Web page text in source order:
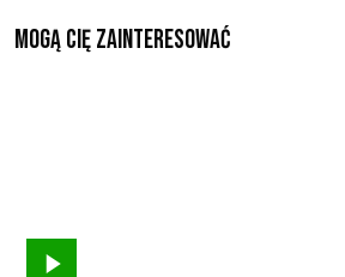
Mogą Cię zainteresować